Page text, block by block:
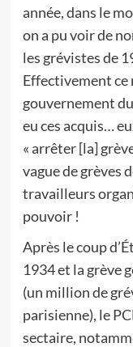
année, dans le
on a pu voir de
les grévistes de
Effectivement ce
gouvernement
eu ces acquis…
« arrêter [la]
vague de grèves
travailleurs
pouvoir !
Après le coup
1934 et la grève
(un million de
parisienne), le
sectaire,